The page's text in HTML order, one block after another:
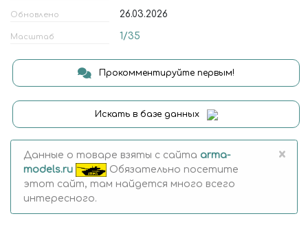
Обновлено 26.03.2026
Масштаб 1/35
Прокомментируйте первым!
Искать в базе данных
Данные о товаре взяты с сайта arma-
models.ru
Обязательно посетите
этот сайт, там найдется много всего
интересного.
×